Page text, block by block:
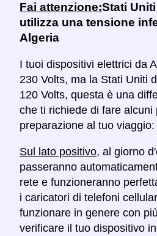
Fai attenzione:Stati
utilizza una tensione
Algeria
I tuoi dispositivi elettrici da
230 Volts, ma la Stati Uniti
120 Volts, questa è una
che ti richiede di fare alcuni
preparazione al tuo viaggio:
Sul lato positivo, al giorno
passeranno
rete e funzioneranno
i caricatori di telefoni
funzionare in genere con
verificare il tuo dispositivo